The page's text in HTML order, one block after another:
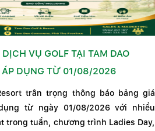
VỤ GOLF TẠI TAM DAO
ÁP DỤNG TỪ 01/08/2026
trân trọng thông báo bảng giá
từ ngày 01/08/2026 với nhiều
trong tuần, chương trình Ladies Day,